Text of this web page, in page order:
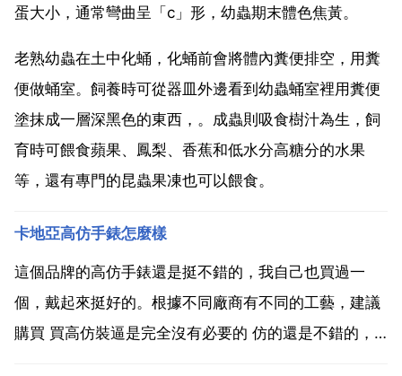
蛋大小，通常彎曲呈「c」形，幼蟲期末體色焦黃。
老熟幼蟲在土中化蛹，化蛹前會將體內糞便排空，用糞
便做蛹室。飼養時可從器皿外邊看到幼蟲蛹室裡用糞便
塗抹成一層深黑色的東西，。成蟲則吸食樹汁為生，飼
育時可餵食蘋果、鳳梨、香蕉和低水分高糖分的水果
等，還有專門的昆蟲果凍也可以餵食。
卡地亞高仿手錶怎麼樣
這個品牌的高仿手錶還是挺不錯的，我自己也買過一
個，戴起來挺好的。根據不同廠商有不同的工藝，建議
購買 買高仿裝逼是完全沒有必要的 仿的還是不錯的，